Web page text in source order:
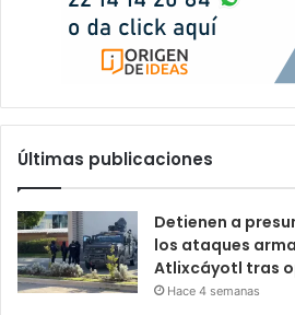
Últimas publicaciones
Detienen a
los ataques
Atlixcáyotl tras
Hace 4 semanas